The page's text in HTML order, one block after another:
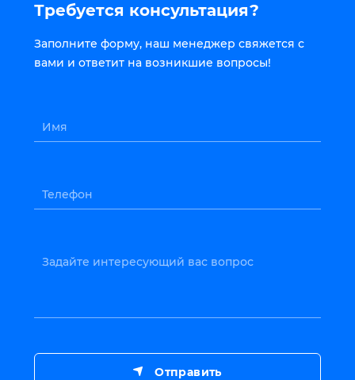
Требуется консультация?
Заполните форму, наш менеджер свяжется с
вами и ответит на возникшие вопросы!
Имя
Телефон
Задайте интересующий вас вопрос
Отправить